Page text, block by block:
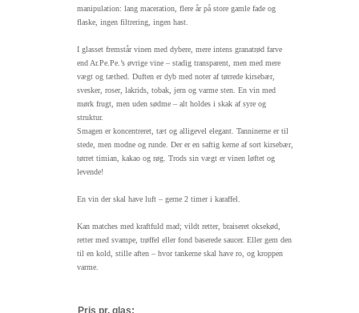
manipulation: lang maceration, flere år på store gamle fade og
flaske, ingen filtrering, ingen hast.
I glasset fremstår vinen med dybere, mere intens granatrød farve
end Ar.Pe.Pe.’s øvrige vine – stadig transparent, men med mere
vægt og tæthed. Duften er dyb med noter af tørrede kirsebær,
svesker, roser, lakrids, tobak, jern og varme sten. En vin med
mørk frugt, men uden sødme – alt holdes i skak af syre og
struktur.
Smagen er koncentreret, tæt og alligevel elegant. Tanninerne er til
stede, men modne og runde. Der er en saftig kerne af sort kirsebær,
tørret timian, kakao og røg. Trods sin vægt er vinen løftet og
levende!
En vin der skal have luft – gerne 2 timer i karaffel.
Kan matches med kraftfuld mad; vildt retter, braiseret oksekød,
retter med svampe, trøffel eller fond baserede saucer. Eller gem den
til en kold, stille aften – hvor tankerne skal have ro, og kroppen
varme.
Pris pr. glas: